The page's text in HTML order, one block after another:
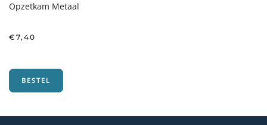
Opzetkam Metaal
€ 7,40
BESTEL